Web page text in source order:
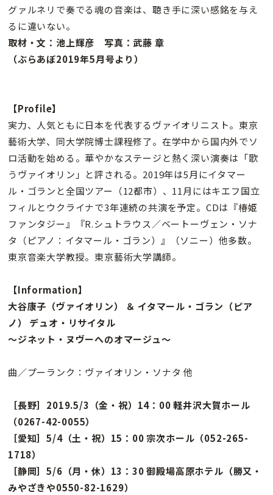
グァルネリで奏でる魂の音楽は、聴き手に深い感銘を与え
るに違いない。
取材・文：池上輝彦 写真：武藤 章
（ぶらあぼ2019年5月号より）
【Profile】
実力、人気ともに日本を代表するヴァイオリニスト。東京
藝術大学、同大学院博士課程修了。在学中から国内外でソ
ロ活動を始める。華やかなステージと熱く深い演奏は「歌
うヴァイオリン」と評される。2019年は5月にイタマー
ル・ゴランと全国ツアー（12都市）、11月にはキエフ国立
フィルとウクライナで3年連続の共演を予定。CDは『椿姫
ファンタジー』『R.シュトラウス／ベートーヴェン・ソナ
タ（ピアノ：イタマール・ゴラン）』（ソニー）他多数。
東京音楽大学教授。東京藝術大学講師。
【Information】
大谷康子（ヴァイオリン） ＆ イタマール・ゴラン（ピア
ノ） デュオ・リサイタル
～ジネット・ヌヴーへのオマージュ～
曲／プーランク：ヴァイオリン・ソナタ 他
［長野］2019.5/3（金・祝）14：00 軽井沢大賀ホール
（0267-42-0055）
［愛知］5/4（土・祝）15：00 宗次ホール（052-265-
1718）
［静岡］5/6（月・休）13：30 御殿場高原ホテル（勝又・
みやざきや0550-82-1629）